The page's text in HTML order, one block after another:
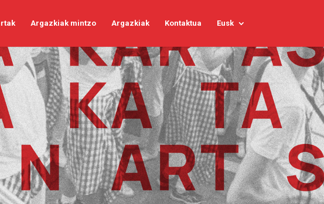
Argazkiak mintzo Argazkiak Kontaktua Eusk